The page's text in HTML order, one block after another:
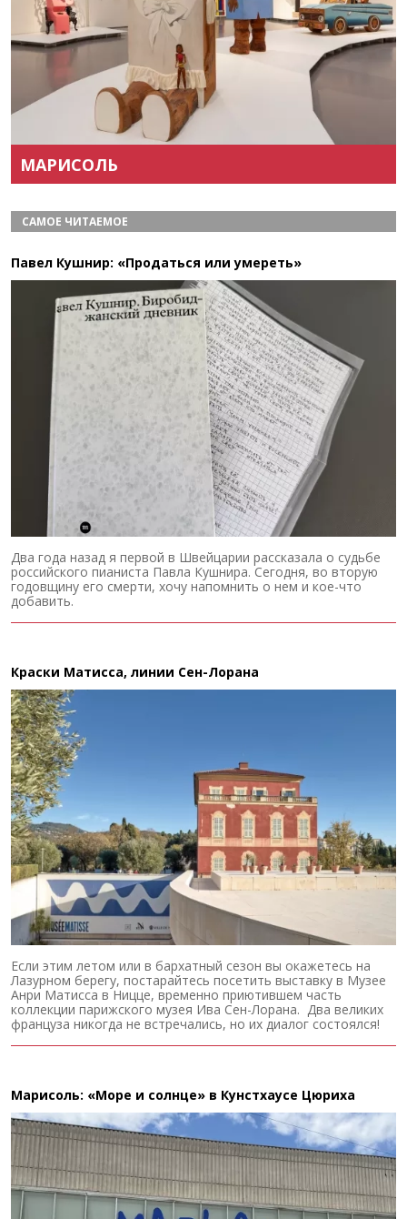
МАРИСОЛЬ
САМОЕ ЧИТАЕМОЕ
Павел Кушнир: «Продаться или умереть»
Два года назад я первой в Швейцарии рассказала о судьбе
российского пианиста Павла Кушнира. Сегодня, во вторую
годовщину его смерти, хочу напомнить о нем и кое-что
добавить.
Краски Матисса, линии Сен-Лорана
Если этим летом или в бархатный сезон вы окажетесь на
Лазурном берегу, постарайтесь посетить выставку в Музее
Анри Матисса в Ницце, временно приютившем часть
коллекции парижского музея Ива Сен-Лорана. Два великих
француза никогда не встречались, но их диалог состоялся!
Марисоль: «Море и солнце» в Кунстхаусе Цюриха